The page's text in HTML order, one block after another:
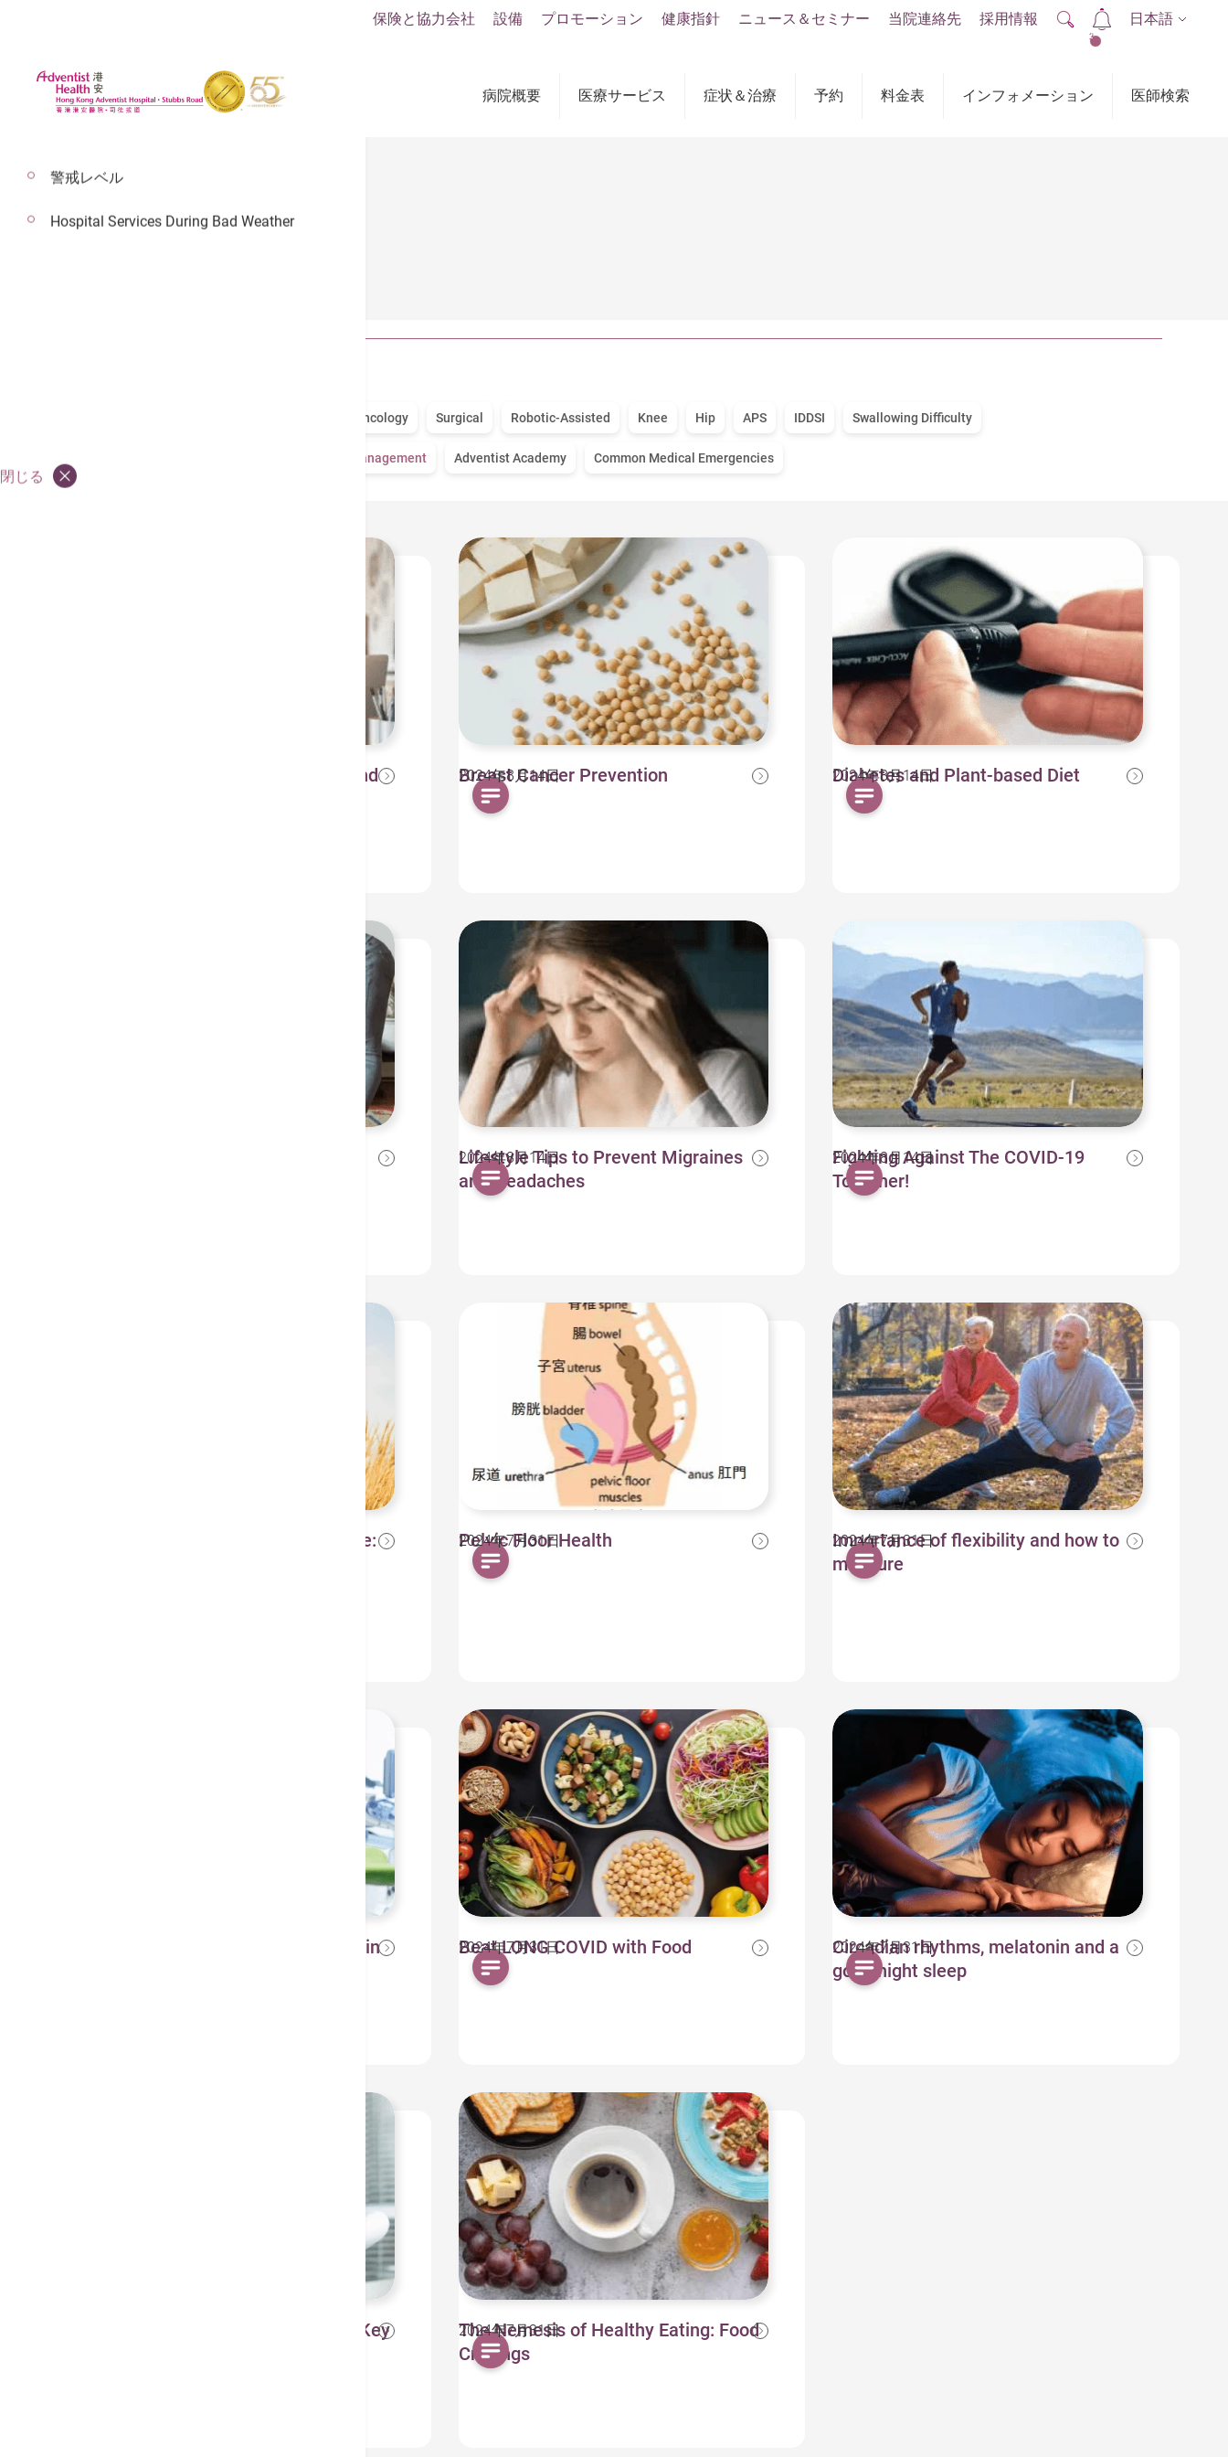
病院概要 医療サービス 症状＆治療 予約 料金表 インフォメーション 医師検索
保険と協力会社 設備 プロモーション 健康指針 ニュース＆セミナー 当院連絡先 採用情報
2
日本語
Oncology Surgical Robotic-Assisted Knee Hip APS IDDSI Swallowing Difficulty
Lifestyle Management Adventist Academy Common Medical Emergencies
Preventative Exercises for Neck and
Breast Cancer Prevention
2024年8月14日 Diabetes and Plant-based Diet
2024年8月14日
Lifestyle Tips to Prevent Migraines
and Headaches
2024年8月14日
Fighting Against The COVID-19
Together!
2024年8月14日
Transforming Depression into Hope:
Pelvic Floor Health
2024年7月31日
Importance of flexibility and how to
measure
2024年7月31日
Probiotics: An Emerging Approach in
Beat LONG COVID with Food
2024年7月31日
Circadian rhythms, melatonin and a
good night sleep
2024年7月31日
Preventing Cancer: Unlocking the Key
The Nemesis of Healthy Eating: Food
Cravings
2024年7月31日
警戒レベル
Hospital Services During Bad Weather
閉じる